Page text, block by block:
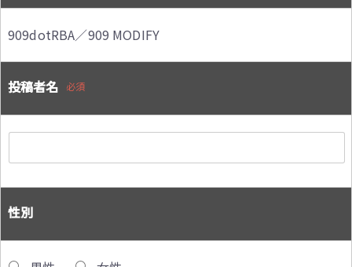
909dotRBA／909 MODIFY
投稿者名 必須
性別